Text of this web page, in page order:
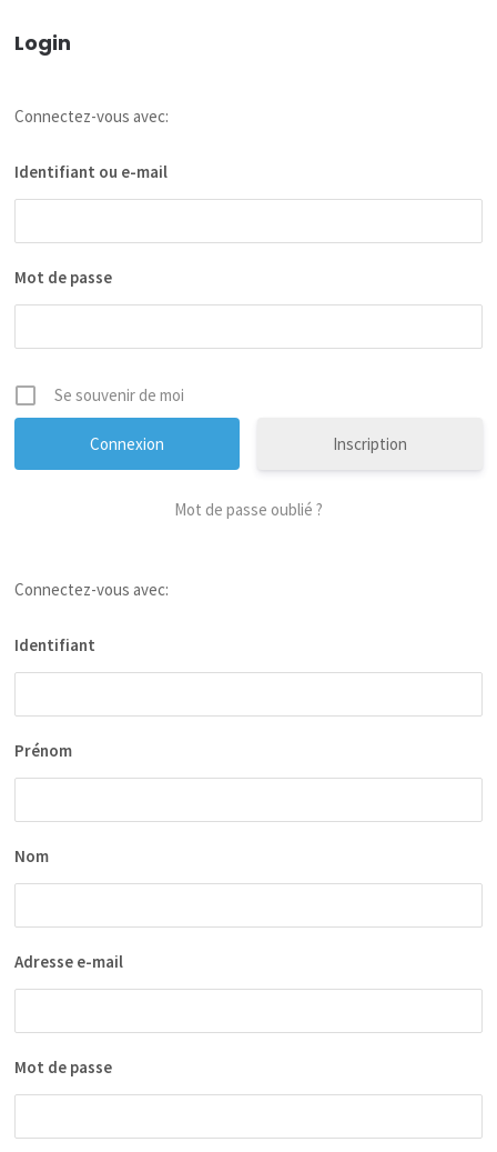
Login
Connectez-vous avec:
Identifiant ou e-mail
Mot de passe
Se souvenir de moi
Inscription
Mot de passe oublié ?
Connectez-vous avec:
Identifiant
Prénom
Nom
Adresse e-mail
Mot de passe